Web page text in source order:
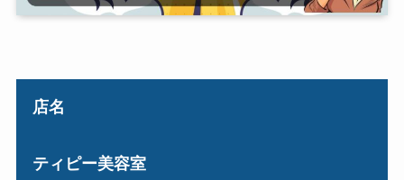
店名
ティピー美容室